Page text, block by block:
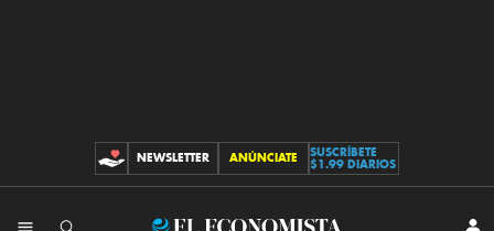
CONTRIBUCIONES
NEWSLETTER ANÚNCIATE
SUSCRÍBETE
$1.99 DIARIOS